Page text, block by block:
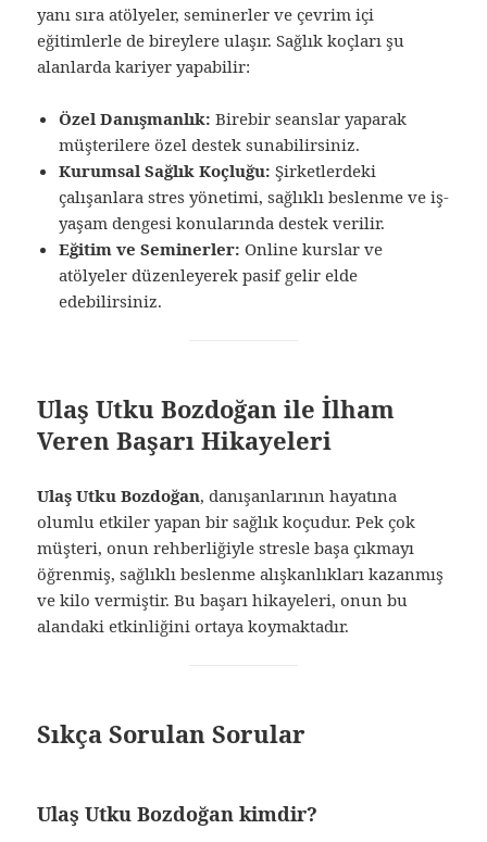
yanı sıra atölyeler, seminerler ve çevrim içi
eğitimlerle de bireylere ulaşır. Sağlık koçları şu
alanlarda kariyer yapabilir:
Özel Danışmanlık: Birebir seanslar yaparak
müşterilere özel destek sunabilirsiniz.
Kurumsal Sağlık Koçluğu: Şirketlerdeki
çalışanlara stres yönetimi, sağlıklı beslenme ve iş-
yaşam dengesi konularında destek verilir.
Eğitim ve Seminerler: Online kurslar ve
atölyeler düzenleyerek pasif gelir elde
edebilirsiniz.
Ulaş Utku Bozdoğan ile İlham
Veren Başarı Hikayeleri
Ulaş Utku Bozdoğan, danışanlarının hayatına
olumlu etkiler yapan bir sağlık koçudur. Pek çok
müşteri, onun rehberliğiyle stresle başa çıkmayı
öğrenmiş, sağlıklı beslenme alışkanlıkları kazanmış
ve kilo vermiştir. Bu başarı hikayeleri, onun bu
alandaki etkinliğini ortaya koymaktadır.
Sıkça Sorulan Sorular
Ulaş Utku Bozdoğan kimdir?